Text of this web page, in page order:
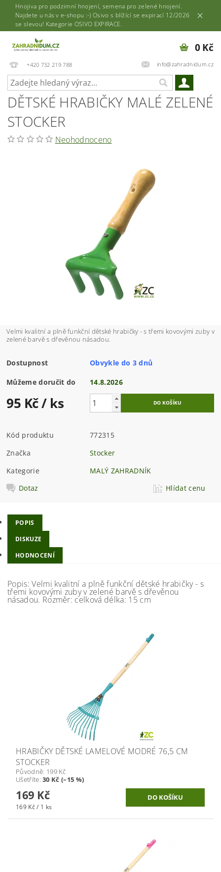
Hnojiva pro podzimní hnojení, semena pro zelené hnojení.
Najdete u nás v e-shopu :-) Osivo s blížící se expirací 12/2026
se slevou! Kategorie OSIVO EXPIRACE.
+420 732 219 788 info@zahradnidum.cz
0 Kč
DĚTSKÉ HRABIČKY MALÉ ZELENÉ
STOCKER
Neohodnoceno
Velmi kvalitní a plně funkční dětské hrabičky - s třemi kovovými zuby v
zelené barvě s dřevěnou násadou.
Dostupnost Obvykle do 3 dnů
Můžeme doručit do 14.8.2026
95 Kč/ ks
Kód produktu
772315
Značka
Stocker
Kategorie
MALÝ ZAHRADNÍK
Dotaz
Hlídat cenu
POPIS
DISKUZE
HODNOCENÍ
Popis: Velmi kvalitní a plně funkční dětské hrabičky - s
třemi kovovými zuby v zelené barvě s dřevěnou
násadou. Rozměr: celková délka: 15 cm
HRABIČKY DĚTSKÉ LAMELOVÉ MODRÉ 76,5 CM
STOCKER
Původně: 199 Kč
Ušetříte:30 Kč (–15 %)
169 Kč
169 Kč / 1 ks